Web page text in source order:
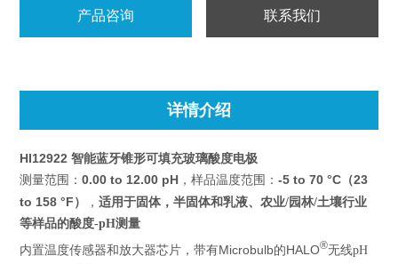
产品咨询 联系我们
详情介绍
HI12922 智能蓝牙锥形可填充玻璃酸度电极
测量范围：0.00 to 12.00 pH ，样品温度范围：-5 to 70 °C（23
to 158 °F）
，适用于固体，半固体和乳液、农业/园林/土壤行业
等样品的酸度-pH测量
内置温度传感器和放大器芯片，带有Microbulb的HALO®无线pH